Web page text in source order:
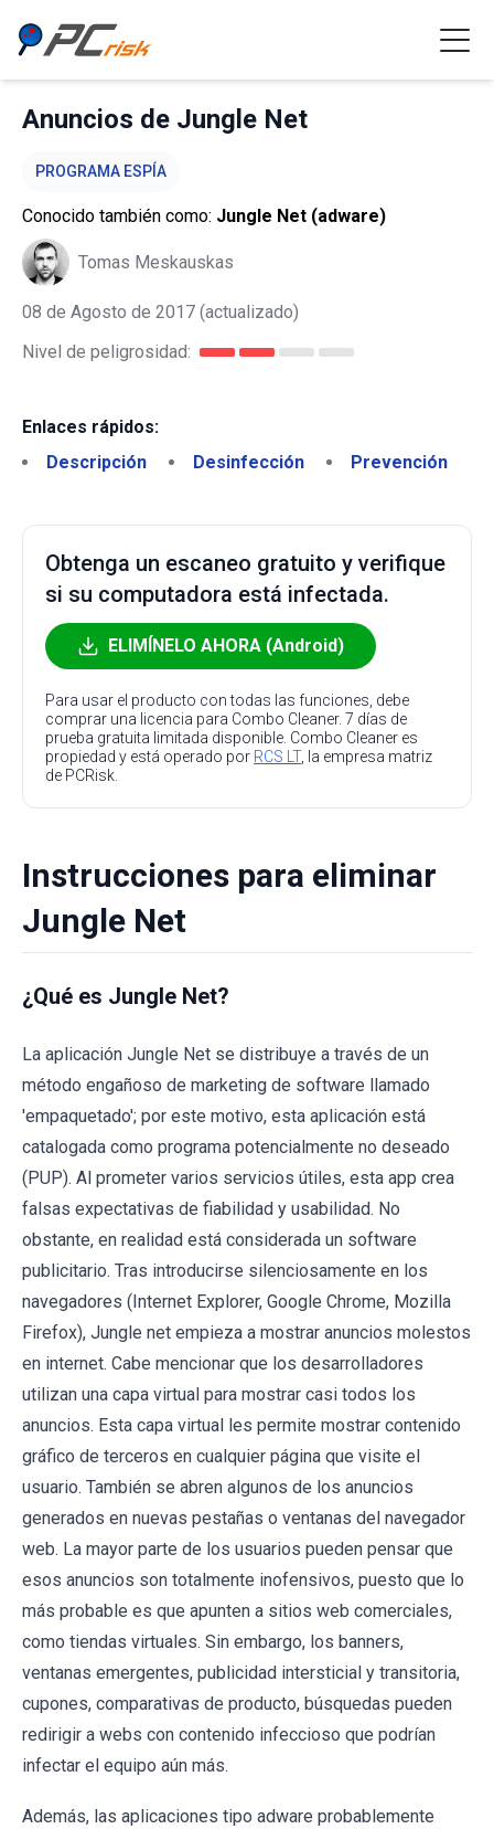
Anuncios de Jungle Net
PROGRAMA ESPÍA
Conocido también como: Jungle Net (adware)
Tomas Meskauskas
08 de Agosto de 2017 (actualizado)
Nivel de peligrosidad:
Enlaces rápidos:
Descripción
Desinfección Prevención
Obtenga un escaneo gratuito y verifique
si su computadora está infectada.
ELIMÍNELO AHORA (Android)
Para usar el producto con todas las funciones, debe
comprar una licencia para Combo Cleaner. 7 días de
prueba gratuita limitada disponible. Combo Cleaner es
propiedad y está operado por RCS LT, la empresa matriz
de PCRisk.
Instrucciones para eliminar
Jungle Net
¿Qué es Jungle Net?
La aplicación Jungle Net se distribuye a través de un
método engañoso de marketing de software llamado
'empaquetado'; por este motivo, esta aplicación está
catalogada como programa potencialmente no deseado
(PUP). Al prometer varios servicios útiles, esta app crea
falsas expectativas de fiabilidad y usabilidad. No
obstante, en realidad está considerada un software
publicitario. Tras introducirse silenciosamente en los
navegadores (Internet Explorer, Google Chrome, Mozilla
Firefox), Jungle net empieza a mostrar anuncios molestos
en internet. Cabe mencionar que los desarrolladores
utilizan una capa virtual para mostrar casi todos los
anuncios. Esta capa virtual les permite mostrar contenido
gráfico de terceros en cualquier página que visite el
usuario. También se abren algunos de los anuncios
generados en nuevas pestañas o ventanas del navegador
web. La mayor parte de los usuarios pueden pensar que
esos anuncios son totalmente inofensivos, puesto que lo
más probable es que apunten a sitios web comerciales,
como tiendas virtuales. Sin embargo, los banners,
ventanas emergentes, publicidad intersticial y transitoria,
cupones, comparativas de producto, búsquedas pueden
redirigir a webs con contenido infeccioso que podrían
infectar el equipo aún más.
Además, las aplicaciones tipo adware probablemente